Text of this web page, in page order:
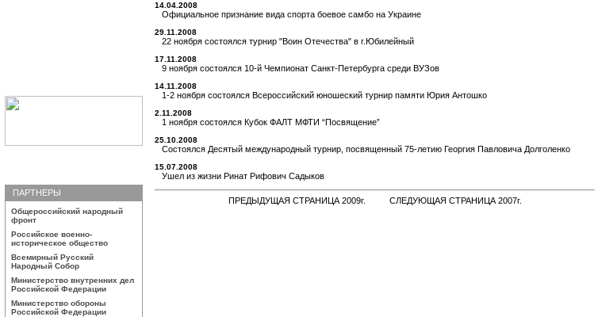
ПАРТНЕРЫ
Общероссийский народный
фронт
Российское военно-
историческое общество
Всемирный Русский
Народный Собор
Министерство внутренних дел
Российской Федерации
Министерство обороны
Российской Федерации
14.04.2008
Официальное признание вида спорта боевое самбо на Украине
29.11.2008
22 ноября состоялся турнир "Воин Отечества" в г.Юбилейный
17.11.2008
9 ноября состоялся 10-й Чемпионат Санкт-Петербурга среди ВУЗов
14.11.2008
1-2 ноября состоялся Всероссийский юношеский турнир памяти Юрия Антошко
2.11.2008
1 ноября состоялся Кубок ФАЛТ МФТИ “Посвящение”
25.10.2008
Состоялся Десятый международный турнир, посвященный 75-летию Георгия Павловича Долголенко
15.07.2008
Ушел из жизни Ринат Рифович Садыков
ПРЕДЫДУЩАЯ СТРАНИЦА 2009г. СЛЕДУЮЩАЯ СТРАНИЦА 2007г.